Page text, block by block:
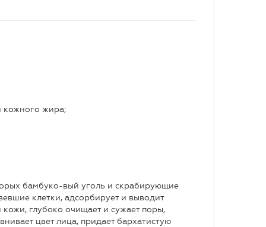
кожного жира;
бамбуко-вый уголь и скрабирующие
клетки, адсорбирует и выводит
глубоко очищает и сужает поры,
цвет лица, придает бархатистую